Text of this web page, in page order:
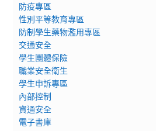
防疫專區
性別平等教育專區
防制學生藥物濫用專區
交通安全
學生團體保險
職業安全衛生
學生申訴專區
內部控制
資通安全
電子書庫